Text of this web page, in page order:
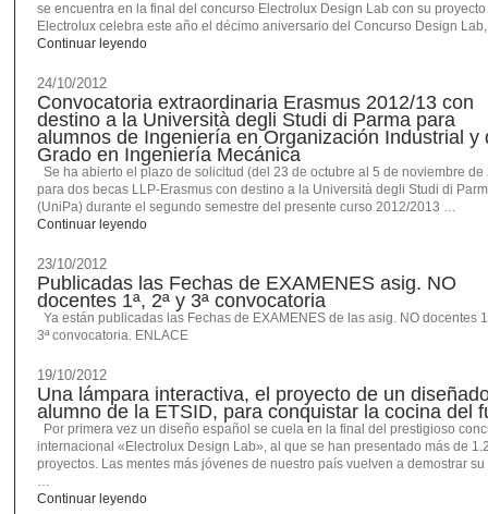
se encuentra en la final del concurso Electrolux Design Lab con su proyecto
Electrolux celebra este año el décimo aniversario del Concurso Design
Continuar leyendo
24/10/2012
Convocatoria extraordinaria Erasmus 2012/13 con
destino a la Università degli Studi di Parma para
alumnos de Ingeniería en Organización Industrial y
Grado en Ingeniería Mecánica
Se ha abierto el plazo de solicitud (del 23 de octubre al 5 de noviembre de
para dos becas LLP-Erasmus con destino a la Università degli Studi di
(UniPa) durante el segundo semestre del presente curso 2012/2013 …
Continuar leyendo
23/10/2012
Publicadas las Fechas de EXAMENES asig. NO
docentes 1ª, 2ª y 3ª convocatoria
Ya están publicadas las Fechas de EXAMENES de las asig. NO docentes
3ª convocatoria. ENLACE
19/10/2012
Una lámpara interactiva, el proyecto de un
alumno de la ETSID, para conquistar la cocina del
Por primera vez un diseño español se cuela en la final del prestigioso
internacional «Electrolux Design Lab», al que se han presentado más de
proyectos. Las mentes más jóvenes de nuestro país vuelven a demostrar su
…
Continuar leyendo